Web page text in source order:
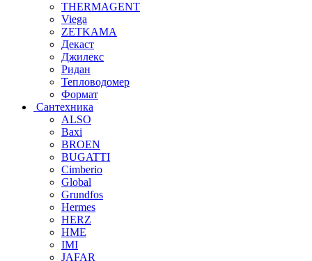
THERMAGENT
Viega
ZETKAMA
Декаст
Джилекс
Ридан
Тепловодомер
Формат
Сантехника
ALSO
Baxi
BROEN
BUGATTI
Cimberio
Global
Grundfos
Hermes
HERZ
HME
IMI
JAFAR